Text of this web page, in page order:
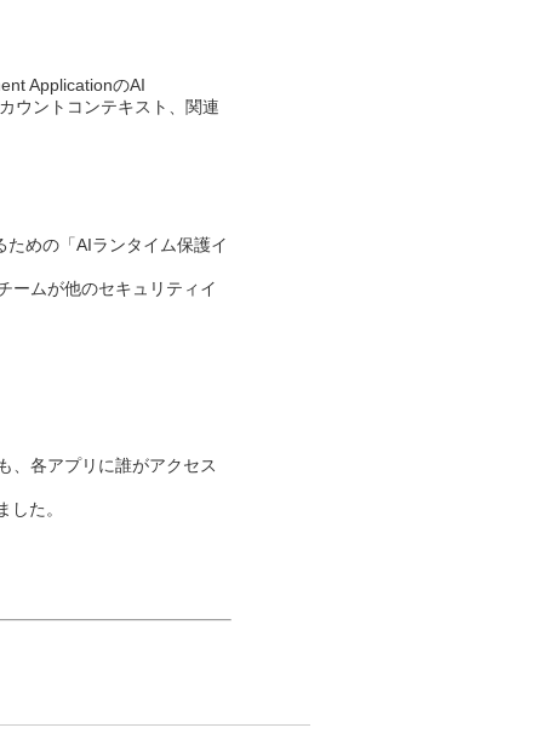
ApplicationのAI
ウントコンテキスト、関連
めの「AIランタイム保護イ
ームが他のセキュリティイ
、各アプリに誰がアクセス
た。​